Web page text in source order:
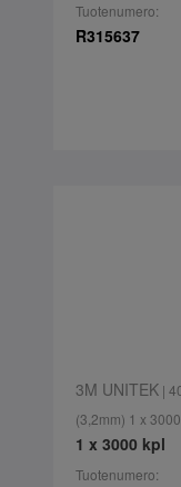
Tuotenumero:
R315637
3M UNITEK|
(3,2mm) 1 x
1 x 3000 kpl
Tuotenumero: